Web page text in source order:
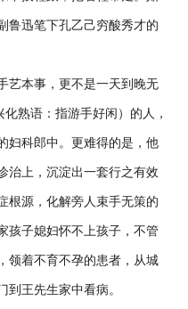
鲁迅笔下孔乙己穷酸秀才的
艺本事，更不是一天到晚无
熟语：指游手好闲）的人，
妇科郎中。更难得的是，他
治上，沉淀出一套行之有效
根源，化解旁人束手无策的
孩子媳妇怀不上孩子，不管
领着不育不孕的患者，从城
王先生家中看病。